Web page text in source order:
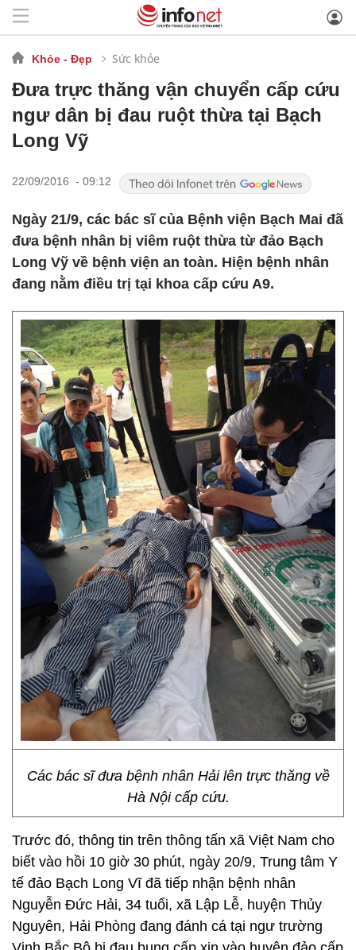
Khỏe - Đẹp Sức khỏe
Đưa trực thăng vận chuyển cấp cứu
ngư dân bị đau ruột thừa tại Bạch
Long Vỹ
22/09/2016 - 09:12
Ngày 21/9, các bác sĩ của Bệnh viện Bạch Mai đã
đưa bệnh nhân bị viêm ruột thừa từ đảo Bạch
Long Vỹ về bệnh viện an toàn. Hiện bệnh nhân
đang nằm điều trị tại khoa cấp cứu A9.
Các bác sĩ đưa bệnh nhân Hải lên trực thăng về
Hà Nội cấp cứu.
Trước đó, thông tin trên thông tấn xã Việt Nam cho
biết vào hồi 10 giờ 30 phút, ngày 20/9, Trung tâm Y
tế đảo Bạch Long Vĩ đã tiếp nhận bệnh nhân
Nguyễn Đức Hải, 34 tuổi, xã Lập Lễ, huyện Thủy
Nguyên, Hải Phòng đang đánh cá tại ngư trường